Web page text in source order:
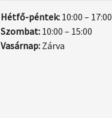
Hétfő-péntek: 10:00 – 17:00
Szombat: 10:00 – 15:00
Vasárnap: Zárva